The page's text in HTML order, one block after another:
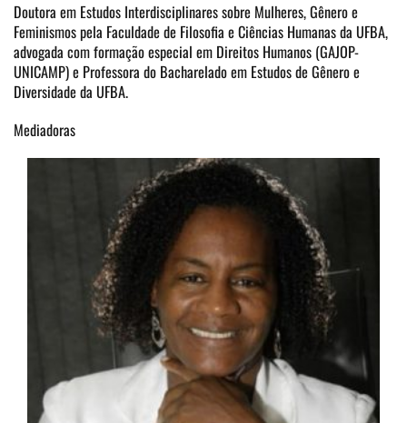
Doutora em Estudos Interdisciplinares sobre Mulheres, Gênero e
Feminismos pela Faculdade de Filosofia e Ciências Humanas da UFBA,
advogada com formação especial em Direitos Humanos (GAJOP-
UNICAMP) e Professora do Bacharelado em Estudos de Gênero e
Diversidade da UFBA.
Mediadoras